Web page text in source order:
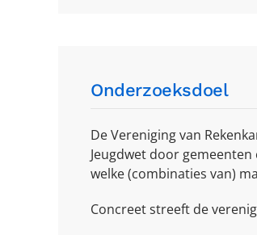
Onderzoeksdoel
De Vereniging van
Jeugdwet door gemeenten
welke (combinaties van)
Concreet streeft de